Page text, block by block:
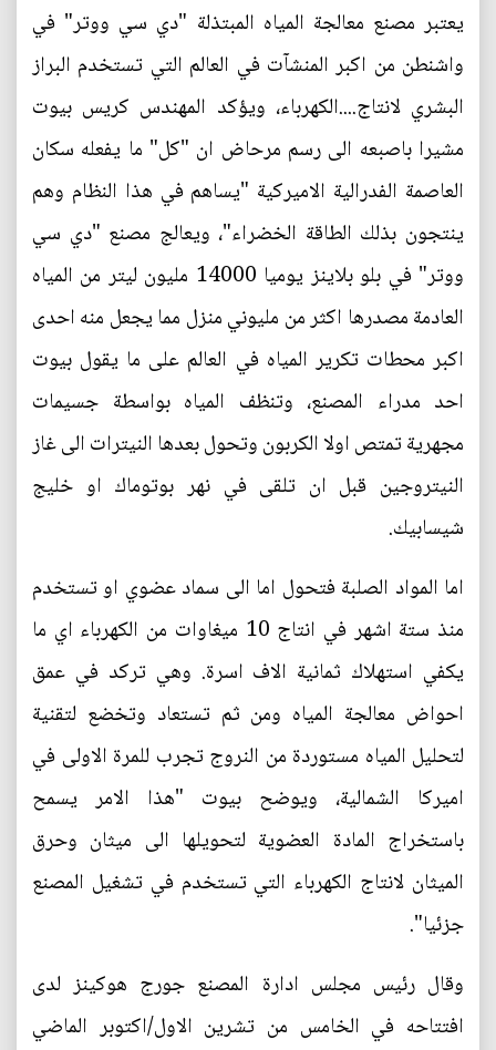
يعتبر مصنع معالجة المياه المبتذلة "دي سي ووتر" في
واشنطن من اكبر المنشآت في العالم التي تستخدم البراز
البشري لانتاج....الكهرباء، ويؤكد المهندس كريس بيوت
مشيرا باصبعه الى رسم مرحاض ان "كل" ما يفعله سكان
العاصمة الفدرالية الاميركية "يساهم في هذا النظام وهم
ينتجون بذلك الطاقة الخضراء"، ويعالج مصنع "دي سي
ووتر" في بلو بلاينز يوميا 14000 مليون ليتر من المياه
العادمة مصدرها اكثر من مليوني منزل مما يجعل منه احدى
اكبر محطات تكرير المياه في العالم على ما يقول بيوت
احد مدراء المصنع، وتنظف المياه بواسطة جسيمات
مجهرية تمتص اولا الكربون وتحول بعدها النيترات الى غاز
النيتروجين قبل ان تلقى في نهر بوتوماك او خليج
شيسابيك.
اما المواد الصلبة فتحول اما الى سماد عضوي او تستخدم
منذ ستة اشهر في انتاج 10 ميغاوات من الكهرباء اي ما
يكفي استهلاك ثمانية الاف اسرة. وهي تركد في عمق
احواض معالجة المياه ومن ثم تستعاد وتخضع لتقنية
لتحليل المياه مستوردة من النروج تجرب للمرة الاولى في
اميركا الشمالية، ويوضح بيوت "هذا الامر يسمح
باستخراج المادة العضوية لتحويلها الى ميثان وحرق
الميثان لانتاج الكهرباء التي تستخدم في تشغيل المصنع
جزئيا".
وقال رئيس مجلس ادارة المصنع جورج هوكينز لدى
افتتاحه في الخامس من تشرين الاول/اكتوبر الماضي